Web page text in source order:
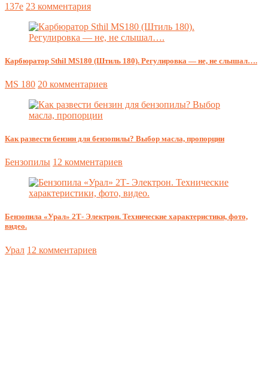
137e 23 комментария
Карбюратор Sthil MS180 (Штиль 180). Регулировка — не, не слышал….
MS 180 20 комментариев
Как развести бензин для бензопилы? Выбор масла, пропорции
Бензопилы 12 комментариев
Бензопила «Урал» 2Т- Электрон. Технические характеристики, фото,
видео.
Урал 12 комментариев